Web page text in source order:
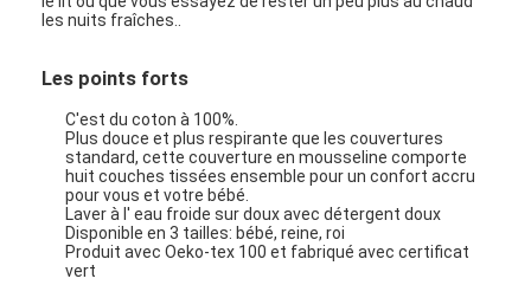
les nuits fraîches..
Les points forts
C'est du coton à 100%.
Plus douce et plus respirante que les couvertures
standard, cette couverture en mousseline comporte
huit couches tissées ensemble pour un confort accru
pour vous et votre bébé.
Laver à l' eau froide sur doux avec détergent doux
Disponible en 3 tailles: bébé, reine, roi
Produit avec Oeko-tex 100 et fabriqué avec certificat
vert